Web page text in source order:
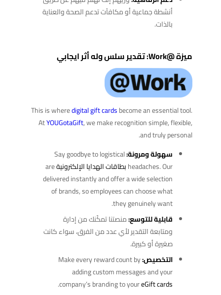
أنشطة جماعية أو مكافآت تدعم الصحة والعناية
بالذات.
ميزة @Work: تقدير سلس وله أثر ايجابي
This is wheredigital gift cardsbecome an essential tool.
AtYOUGotaGift, we make recognition simple, flexible,
and truly personal.
سهولة ومرونة:Say goodbye to logistical
headaches. Ourبطاقات الهدايا الإلكترونيةare
delivered instantly and offer a wide selection
of brands, so employees can choose what
they genuinely want.
قابلية للتوسع:منصتنا تمكّنك من إدارة
ومتابعة التقدير لأي عدد من الفرق، سواء كانت
صغيرة أو كبيرة.
التخصيص:Make every reward count by
adding custom messages and your
company’s branding to youreGift cards
.